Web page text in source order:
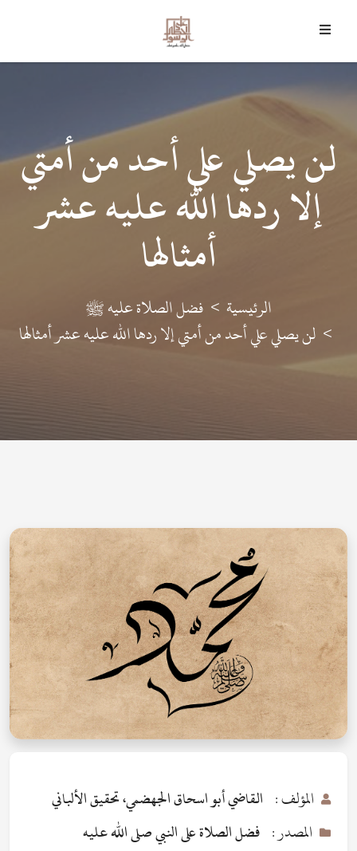
وَمَا أَرْسَلْنَاكَ إِلا رَحْمَةً لِلْعَالَمِينَ
لن يصلي علي أحد من أمتي
إلا ردها الله عليه عشر
أمثالها
الرئيسية
فضل الصلاة عليه ﷺ
لن يصلي علي أحد من أمتي إلا ردها الله عليه عشر أمثالها
المؤلف : القاضي أبو اسحاق الجهضمي، تحقيق الألباني
المصدر : فضل الصلاة على النبي صلى الله عليه